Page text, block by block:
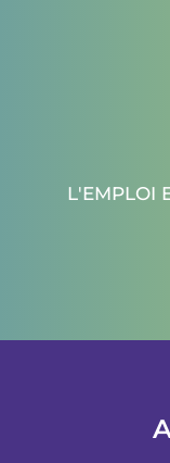
L'EMPLOI